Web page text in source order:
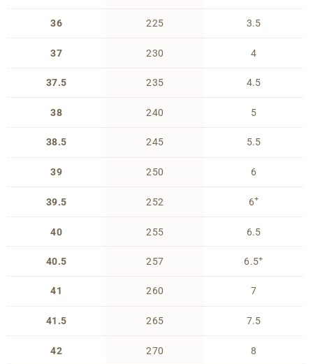
36
37
37.5
38
38.5
39
39.5
40
40.5
41
41.5
42
225
230
235
240
245
250
252
255
257
260
265
270
3.5
4
4.5
5
5.5
6
6+
6.5
6.5+
7
7.5
8